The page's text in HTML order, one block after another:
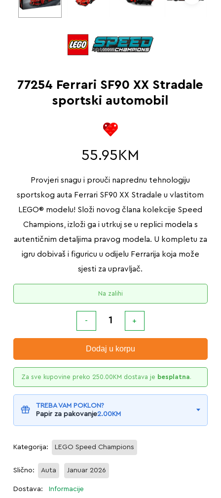
77254 Ferrari SF90 XX Stradale
sportski automobil
55.95 KM
Provjeri snagu i prouči naprednu tehnologiju
sportskog auta Ferrari SF90 XX Stradale u vlastitom
LEGO® modelu! Složi novog člana kolekcije Speed
Champions, izloži ga i utrkuj se u replici modela s
autentičnim detaljima pravog modela. U kompletu za
igru dobivaš i figuricu u odijelu Ferrarija koja može
sjesti za upravljač.
Na zalihi
Dodaj u korpu
Za sve kupovine preko 250.00KM dostava je besplatna.
TREBA VAM POKLON?
Papir za pakovanje2.00KM
Kategorija: LEGO Speed Champions
Slično: Auta Januar 2026
Dostava: Informacije